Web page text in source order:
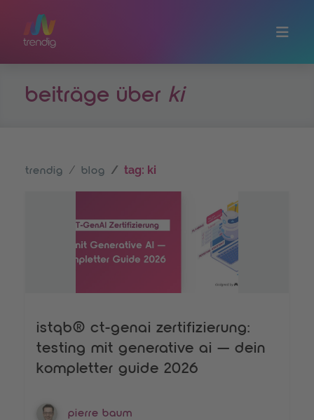
beiträge über ki
trendig blog tag: ki
istqb® ct-genai zertifizierung:
testing mit generative ai — dein
kompletter guide 2026
pierre baum